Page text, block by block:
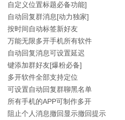
自定义位置标题必备功能]
自动回复群消息[动力独家]
按时间自动标签新好友
万能无限多开手机所有软件
自动回复消息可设置延迟
键添加群好友[爆粉必备]
多开软件全部支持定位
可设置自动回复群聊黑名单
所有手机的APP可制作多开
阻止个人消息撤回显示撤回提示